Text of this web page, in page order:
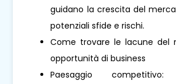
guidano la crescita del
potenziali sfide e rischi.
Come trovare le lacune del
opportunità di business
Paesaggio competitivo: